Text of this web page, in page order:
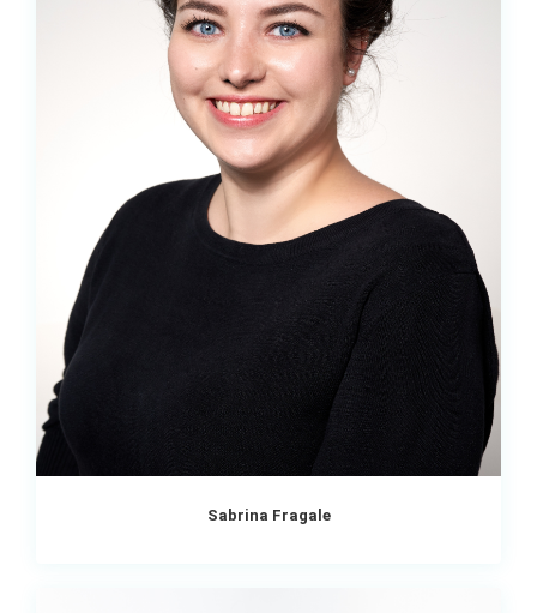
Sabrina Fragale